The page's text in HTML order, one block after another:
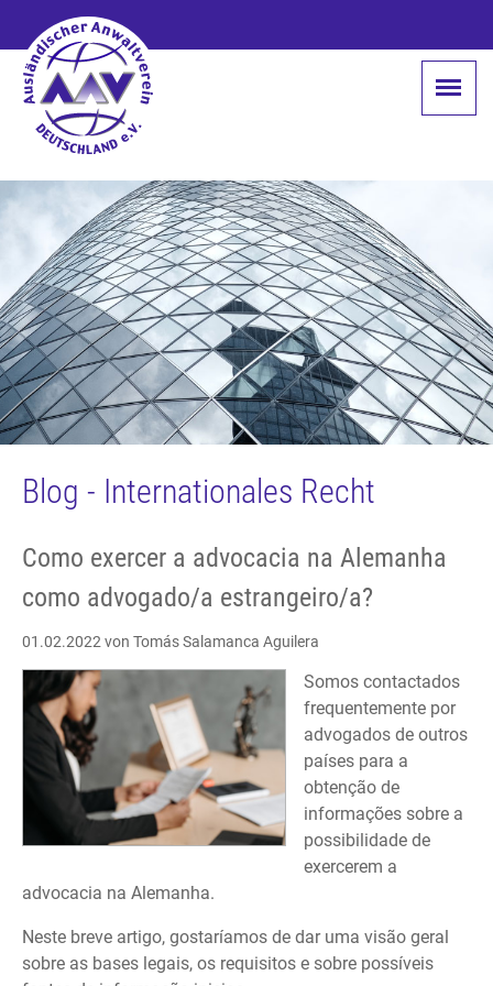
Blog - Internationales Recht
Como exercer a advocacia na Alemanha
como advogado/a estrangeiro/a?
01.02.2022 von Tomás Salamanca Aguilera
Somos contactados
frequentemente por
advogados de outros
países para a
obtenção de
informações sobre a
possibilidade de
exercerem a
advocacia na Alemanha.
Neste breve artigo, gostaríamos de dar uma visão geral
sobre as bases legais, os requisitos e sobre possíveis